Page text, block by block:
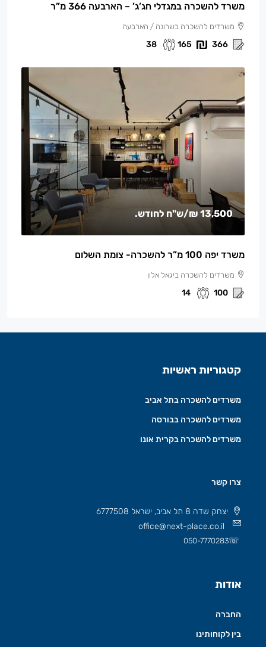
משרד להשכרה במגדלי חג’ג’ – הארבעה 366 מ”ר
משרדים להשכרה בשרונה / הארבעה
366
165
38
13,500 ₪ /ש"ח לחודש.
משרד יפה 100 מ”ר להשכרה- צומת השלום
משרדים להשכרה ביגאל אלון
100
14
קטגוריות ראשיות
משרדים להשכרה בתל אביב
משרדים להשכרה בבורסה
משרדים להשכרה בקרית אונו
צרו קשר
יצחק שדה 8 תל אביב, ישראל 6777508
office@next-place.co.il
☏
050-7770283
אודות
החברה
בין לקוחותינו